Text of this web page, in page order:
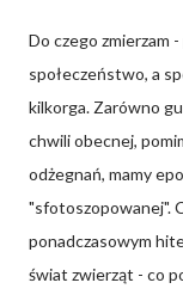
Do czego zmierzam
społeczeństwo, a
kilkorga. Zarówno
chwili obecnej,
odżegnań, mamy
"sfotoszopowanej".
ponadczasowym
świat zwierząt - co